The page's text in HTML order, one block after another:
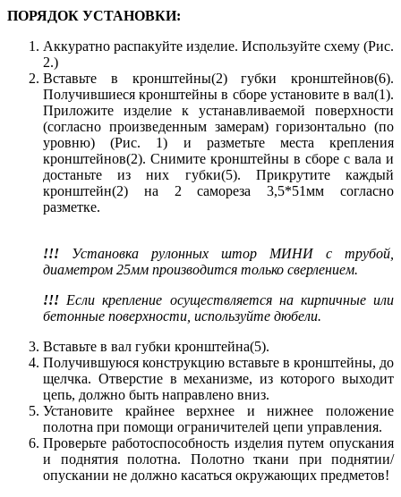
ПОРЯДОК УСТАНОВКИ:
Аккуратно распакуйте изделие. Используйте схему (Рис.
2.)
Вставьте в кронштейны(2) губки кронштейнов(6).
Получившиеся кронштейны в сборе установите в вал(1).
Приложите изделие к устанавливаемой поверхности
(согласно произведенным замерам) горизонтально (по
уровню) (Рис. 1) и разметьте места крепления
кронштейнов(2). Снимите кронштейны в сборе с вала и
достаньте из них губки(5). Прикрутите каждый
кронштейн(2) на 2 самореза 3,5*51мм согласно
разметке.
!!! Установка рулонных штор МИНИ с трубой,
диаметром 25мм производится только сверлением.
!!! Если крепление осуществляется на кирпичные или
бетонные поверхности, используйте дюбели.
Вставьте в вал губки кронштейна(5).
Получившуюся конструкцию вставьте в кронштейны, до
щелчка. Отверстие в механизме, из которого выходит
цепь, должно быть направлено вниз.
Установите крайнее верхнее и нижнее положение
полотна при помощи ограничителей цепи управления.
Проверьте работоспособность изделия путем опускания
и поднятия полотна. Полотно ткани при поднятии/
опускании не должно касаться окружающих предметов!